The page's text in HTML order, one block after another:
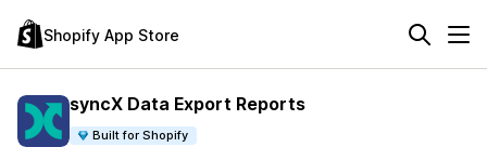
Shopify App Store
syncX Data Export Reports
Built for Shopify